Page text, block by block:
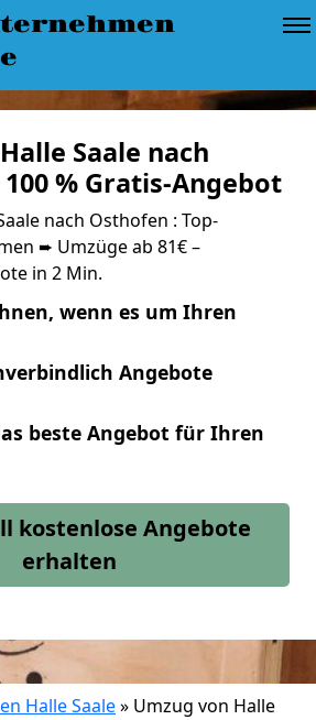
Saale nach
% Gratis-Angebot
nach Osthofen : Top-
➨ Umzüge ab 81€ –
in 2 Min.
wenn es um Ihren
Angebote
beste Angebot für Ihren
kostenlose Angebote
erhalten
Halle Saale» Umzug von Halle